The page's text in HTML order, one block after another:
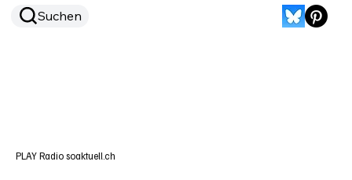
Suchen
PLAY Radio soaktuell.ch